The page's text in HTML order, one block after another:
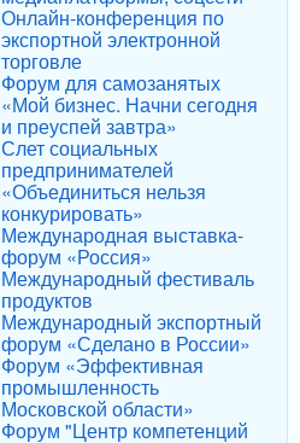
Онлайн-конференция по
экспортной электронной
торговле
Форум для самозанятых
«Мой бизнес. Начни сегодня
и преуспей завтра»
Слет социальных
предпринимателей
«Объединиться нельзя
конкурировать»
Международная выставка-
форум «Россия»
Международный фестиваль
продуктов
Международный экспортный
форум «Сделано в России»
Форум «Эффективная
промышленность
Московской области»
Форум "Центр компетенций